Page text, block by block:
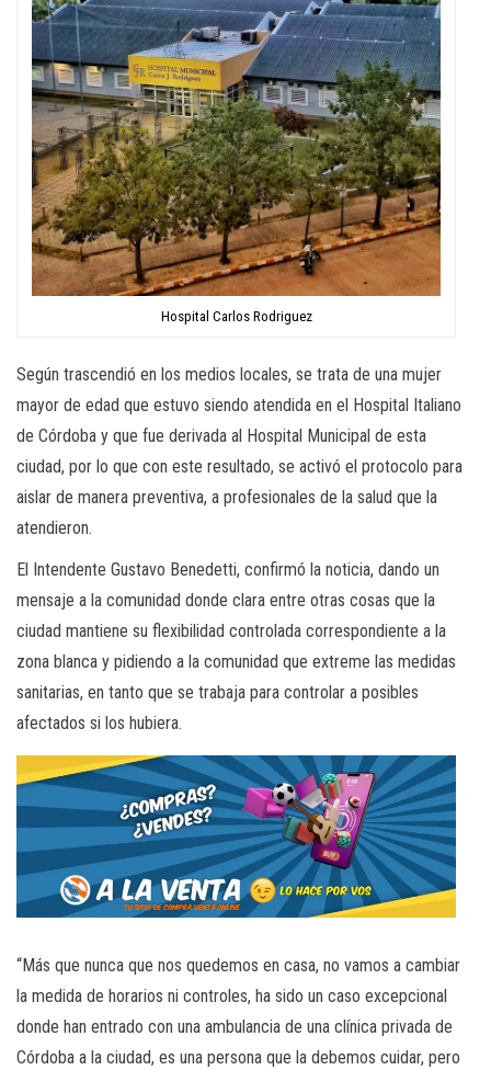
Hospital Carlos Rodriguez
Según trascendió en los medios locales, se trata de una mujer
mayor de edad que estuvo siendo atendida en el Hospital Italiano
de Córdoba y que fue derivada al Hospital Municipal de esta
ciudad, por lo que con este resultado, se activó el protocolo para
aislar de manera preventiva, a profesionales de la salud que la
atendieron.
El Intendente Gustavo Benedetti, confirmó la noticia, dando un
mensaje a la comunidad donde clara entre otras cosas que la
ciudad mantiene su flexibilidad controlada correspondiente a la
zona blanca y pidiendo a la comunidad que extreme las medidas
sanitarias, en tanto que se trabaja para controlar a posibles
afectados si los hubiera.
“Más que nunca que nos quedemos en casa, no vamos a cambiar
la medida de horarios ni controles, ha sido un caso excepcional
donde han entrado con una ambulancia de una clínica privada de
Córdoba a la ciudad, es una persona que la debemos cuidar, pero